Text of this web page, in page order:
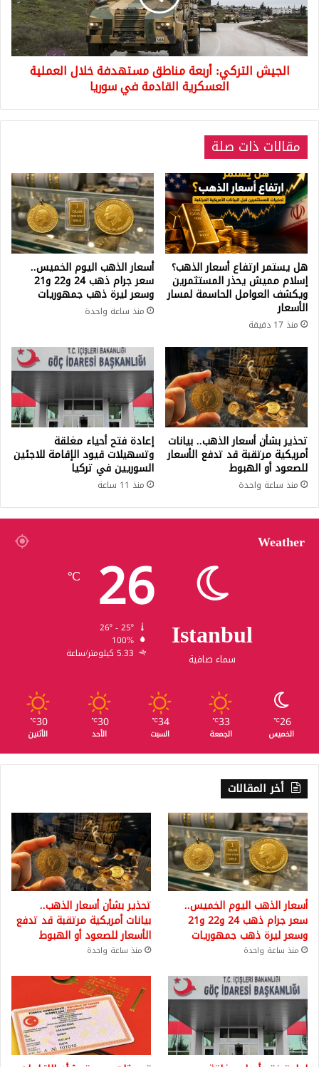
خلال
العملية
العسكرية
القادمة
الجيش التركي: أربعة مناطق مستهدفة خلال العملية
العسكرية القادمة في سوريا
مقالات ذات صلة
هل يستمر ارتفاع أسعار الذهب؟
إسلام مميش يحذر المستثمرين
ويكشف العوامل الحاسمة لمسار
الأسعار
منذ 17 دقيقة
أسعار الذهب اليوم الخميس..
سعر جرام ذهب 24 و22 و21
وسعر ليرة ذهب جمهوريات
منذ ساعة واحدة
تحذير بشأن أسعار الذهب.. بيانات
أمريكية مرتقبة قد تدفع الأسعار
للصعود أو الهبوط
منذ ساعة واحدة
إعادة فتح أحياء مغلقة
وتسهيلات قيود الإقامة للاجئين
السوريين في تركيا
منذ 11 ساعة
Weather
Istanbul
سماء صافية
26
℃
100%
5.33 كيلومتر/ساعة
26
℃
الخميس
33
℃
الجمعة
34
℃
السبت
30
℃
الأحد
30
℃
الأثنين
أخر المقالات
أسعار الذهب اليوم الخميس..
سعر جرام ذهب 24 و22 و21
وسعر ليرة ذهب جمهوريات
منذ ساعة واحدة
تحذير بشأن أسعار الذهب..
بيانات أمريكية مرتقبة قد تدفع
الأسعار للصعود أو الهبوط
منذ ساعة واحدة